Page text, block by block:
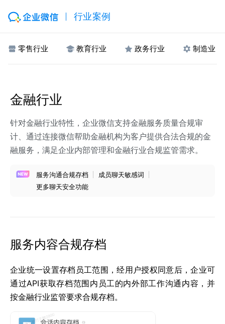
行业案例
零售行业 教育行业 政务行业 制造业
金融行业
针对金融行业特性，企业微信支持金融服务质量合规审
计、通过连接微信帮助金融机构为客户提供合法合规的金
融服务，满足企业内部管理和金融行业合规监管需求。
服务沟通合规存档
成员聊天敏感词
更多聊天安全功能
服务内容合规存档
企业统一设置存档员工范围，经用户授权同意后，企业可
通过API获取存档范围内员工的内外部工作沟通内容，并
按金融行业监管要求合规存档。